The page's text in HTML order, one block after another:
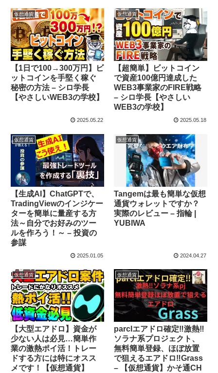
仮想通貨
【1日で100→300万円】ビ
ットコインを手堅く稼ぐ
秘密の方法 – シロ学長
【やさしいWEB3の学校】
2025.05.22
仮想通貨
【超簡単】ビットコイン
で資産100億円達成した
WEB3事業家のFIRE戦略
– シロ学長【やさしい
WEB3の学校】
2025.05.18
仮想通貨
【生成AI】ChatGPTで、
TradingViewのインジケー
ターを簡単に量産する方
法～自分でお好みのツー
ルを作ろう！～ – 投資の
参謀
2025.01.05
仮想通貨
Tangemは最も簡単な仮想
通貨ウォレットですか？
実際のレビュー – 指輪 |
YUBIWA
2024.04.27
仮想通貨
【大型エアドロ】資金が
少ない人は必見…簡単作
業の激熱ポイ活！トレー
ドする方には特にオスス
メです！【仮想通貨】
仮想通貨
parclエアドロ確定‼激熱‼
ソラナ系プロジェクト、
無料簡単登録、ほぼ放置
で狙えるエアドロ‼Grass
– 【仮想通貨】かそ通CH